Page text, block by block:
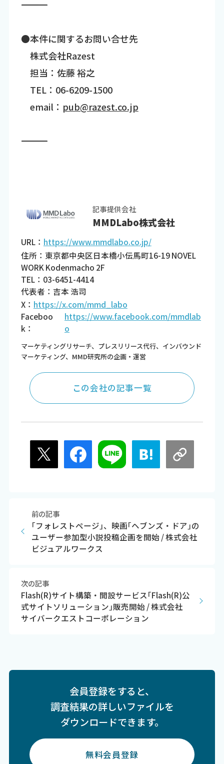
―――――――――――――――――――――――――――――――――――
●本件に関するお問い合せ先
株式会社Razest
担当：佐藤 裕之
TEL：06-6209-1500
email： pub@razest.co.jp
―――――――――――――――――――――――――――――――――――
記事提供会社
MMDLabo株式会社
URL： https://www.mmdlabo.co.jp/
住所：東京都中央区日本橋小伝馬町16-19 NOVEL
WORK Kodenmacho 2F
TEL：03-6451-4414
代表者：吉本 浩司
X： https://x.com/mmd_labo
Faceboo
k：
https://www.facebook.com/mmdlab
o
マーケティングリサーチ、プレスリリース代行、インバウンド
マーケティング、MMD研究所の企画・運営
この会社の記事一覧
前の記事
｢フォレストページ｣、映画｢ヘブンズ・ドア｣の
ユーザー参加型小説投稿企画を開始 / 株式会社
ビジュアルワークス
次の記事
Flash(R)サイト構築・開設サービス｢Flash(R)公
式サイトソリューション｣販売開始 / 株式会社
サイバークエストコーポレーション
会員登録をすると、
調査結果の詳しいファイルを
ダウンロードできます。
無料会員登録